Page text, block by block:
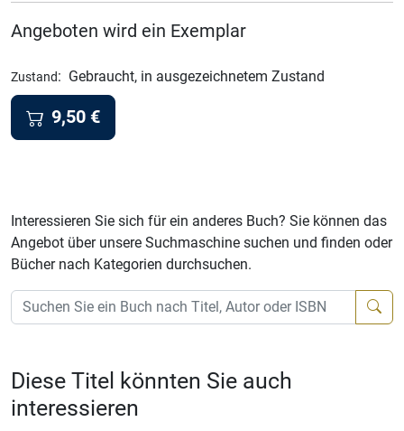
Angeboten wird ein Exemplar
Zustand: Gebraucht, in ausgezeichnetem Zustand
9,50 €
Interessieren Sie sich für ein anderes Buch? Sie können das
Angebot über unsere Suchmaschine suchen und finden oder
Bücher nach Kategorien durchsuchen.
Diese Titel könnten Sie auch
interessieren